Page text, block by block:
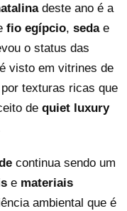
deste ano é a
fio egípcio, sedae
o status das
visto em vitrines de
texturas ricas que
de quiet luxury
continua sendo um
e materiais
ambiental que é